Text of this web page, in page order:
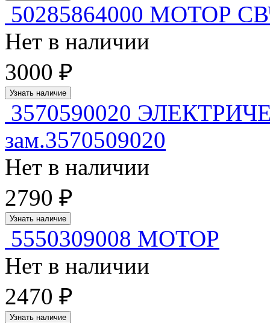
50285864000 МОТОР
Нет в наличии
3000 ₽
Узнать наличие
3570590020
зам.3570509020
Нет в наличии
2790 ₽
Узнать наличие
5550309008 МОТОР
Нет в наличии
2470 ₽
Узнать наличие